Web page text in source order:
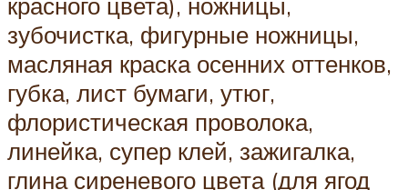
зубочистка, фигурные ножницы,
масляная краска осенних оттенков,
губка, лист бумаги, утюг,
флористическая проволока,
линейка, супер клей, зажигалка,
глина сиреневого цвета (для ягод